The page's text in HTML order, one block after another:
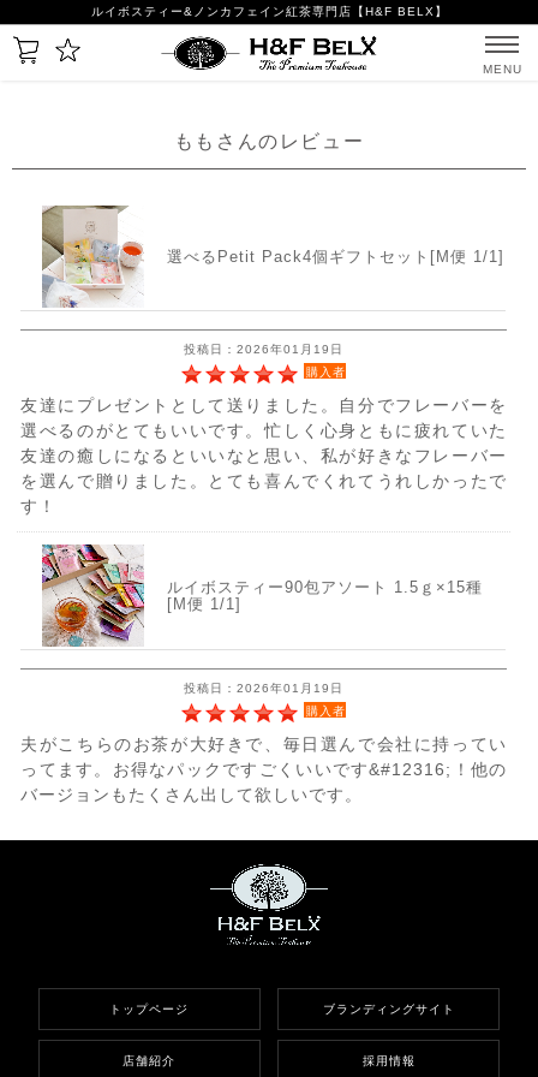
ルイボスティー&ノンカフェイン紅茶専門店【H&F BELX】
MENU
ももさんのレビュー
選べるPetit Pack4個ギフトセット[M便 1/1]
投稿日：2026年01月19日
購入者
友達にプレゼントとして送りました。自分でフレーバーを
選べるのがとてもいいです。忙しく心身ともに疲れていた
友達の癒しになるといいなと思い、私が好きなフレーバー
を選んで贈りました。とても喜んでくれてうれしかったで
す！
ルイボスティー90包アソート 1.5ｇ×15種
[M便 1/1]
投稿日：2026年01月19日
購入者
夫がこちらのお茶が大好きで、毎日選んで会社に持ってい
ってます。お得なパックですごくいいです&#12316;！他の
バージョンもたくさん出して欲しいです。
トップページ ブランディングサイト
店舗紹介 採用情報